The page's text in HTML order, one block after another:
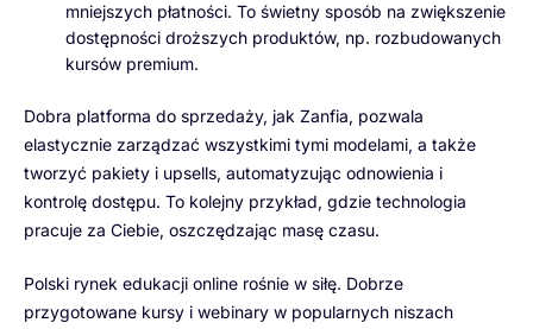
mniejszych płatności. To świetny sposób na zwiększenie
dostępności droższych produktów, np. rozbudowanych
kursów premium.
Dobra platforma do sprzedaży, jak Zanfia, pozwala
elastycznie zarządzać wszystkimi tymi modelami, a także
tworzyć pakiety i upsells, automatyzując odnowienia i
kontrolę dostępu. To kolejny przykład, gdzie technologia
pracuje za Ciebie, oszczędzając masę czasu.
Polski rynek edukacji online rośnie w siłę. Dobrze
przygotowane kursy i webinary w popularnych niszach